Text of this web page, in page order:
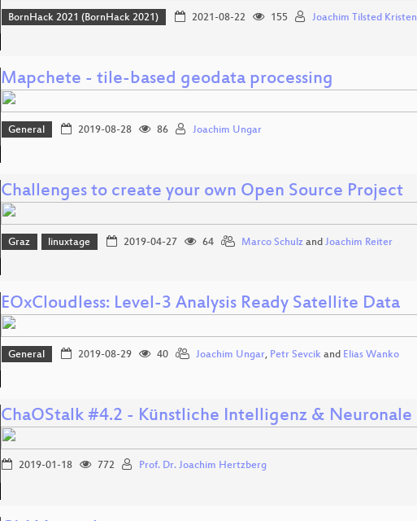
BornHack 2021 (BornHack 2021) 2021-08-22 155 Joachim Tilsted
Mapchete - tile-based geodata processing
General 2019-08-28 86 Joachim Ungar
Challenges to create your own Open Source Project
Graz linuxtage 2019-04-27 64 Marco Schulzand Joachim Reiter
EOxCloudless: Level-3 Analysis Ready Satellite Data
General 2019-08-29 40 Joachim Ungar, Petr Sevcikand Elias Wanko
ChaOStalk #4.2 - Künstliche Intelligenz & Neuronale
2019-01-18 772 Prof. Dr. Joachim Hertzberg